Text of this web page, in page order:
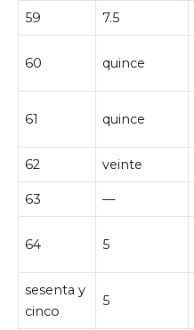
59 7.5
60 quince
61 quince
62 veinte
63 —
64 5
sesenta y
cinco
5